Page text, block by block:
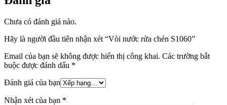
Chưa có đánh giá nào.
Hãy là người đầu tiên nhận xét “Vòi nước rửa chén S1060”
Email của bạn sẽ không được hiển thị công khai. Các trường bắt
buộc được đánh dấu *
Đánh giá của bạn
Nhận xét của bạn *